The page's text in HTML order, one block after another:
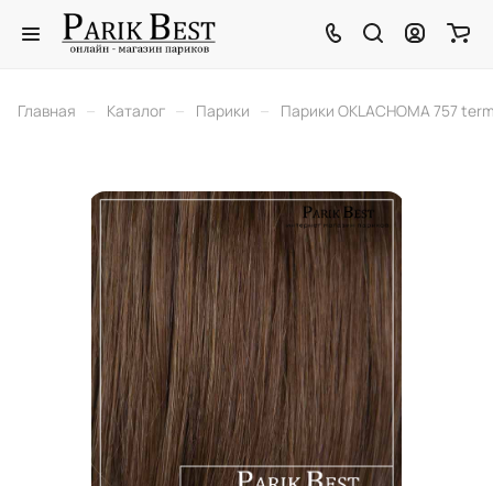
Главная – Каталог – Парики – Парики OKLACHOMA 757